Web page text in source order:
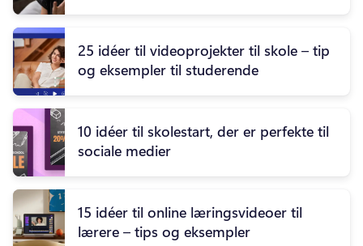
25 idéer til videoprojekter til skole – tip
og eksempler til studerende
10 idéer til skolestart, der er perfekte til
sociale medier
15 idéer til online læringsvideoer til
lærere – tips og eksempler